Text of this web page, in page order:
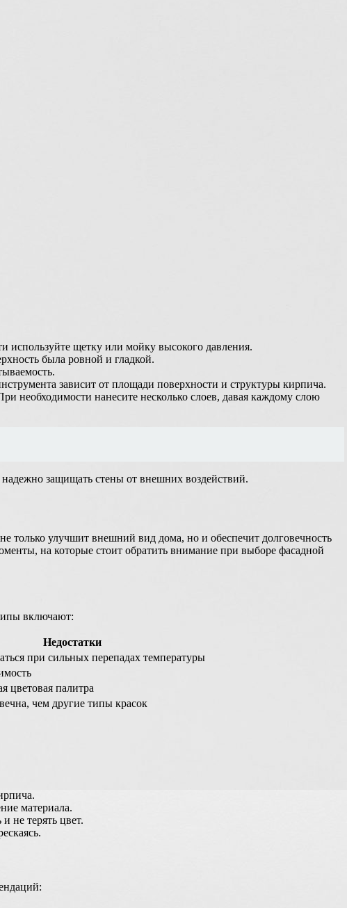
используйте щетку или мойку высокого давления.
была ровной и гладкой.
зависит от площади поверхности и структуры кирпича.
необходимости нанесите несколько слоев, давая каждому слою
надежно защищать стены от внешних воздействий.
только улучшит внешний вид дома, но и обеспечит долговечность
на которые стоит обратить внимание при выборе фасадной
включают:
Недостатки
при сильных перепадах температуры
цветовая палитра
чем другие типы красок
материала.
не терять цвет.